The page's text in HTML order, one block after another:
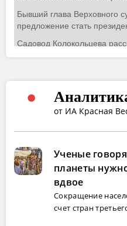
от ИА Красная
Ученые
планеты
вдвое
Сокращение
счет стран